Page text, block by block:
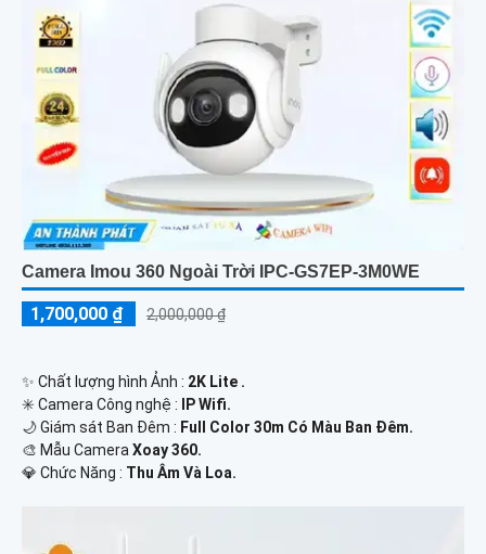
Camera Imou 360 Ngoài Trời IPC-GS7EP-3M0WE
1,700,000 ₫ 2,000,000 ₫
✨ Chất lượng hình Ảnh : 2K Lite .
✳️ Camera Công nghệ :
IP Wifi.
🌙 Giám sát Ban Đêm : Full Color 30m Có Màu Ban Ðêm.
🎨 Mẫu CameraXoay 360.
️💎 Chức Năng : Thu Âm Và Loa.